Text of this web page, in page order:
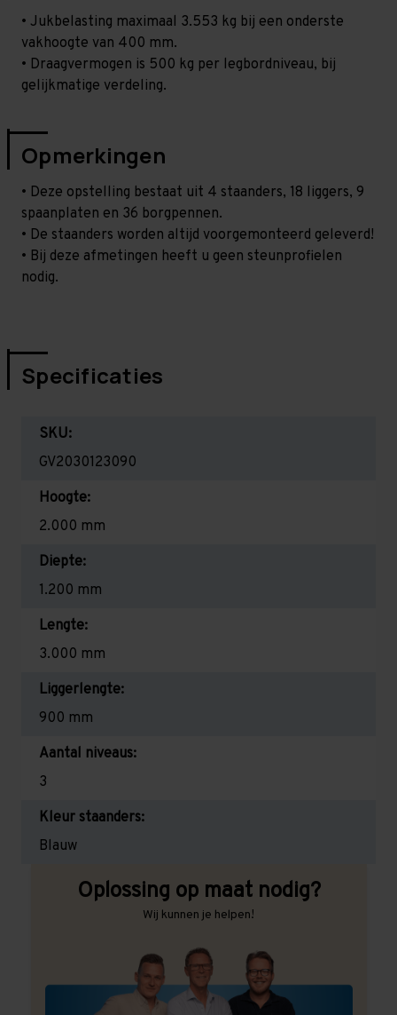
• Jukbelasting maximaal 3.553 kg bij een onderste
vakhoogte van 400 mm.
• Draagvermogen is 500 kg per legbordniveau, bij
gelijkmatige verdeling.
Opmerkingen
• Deze opstelling bestaat uit 4 staanders, 18 liggers, 9
spaanplaten en 36 borgpennen.
• De staanders worden altijd voorgemonteerd geleverd!
• Bij deze afmetingen heeft u geen steunprofielen
nodig.
Specificaties
SKU:
GV2030123090
Hoogte:
2.000 mm
Diepte:
1.200 mm
Lengte:
3.000 mm
Liggerlengte:
900 mm
Aantal niveaus:
3
Kleur staanders:
Blauw
Oplossing op maat nodig?
Wij kunnen je helpen!